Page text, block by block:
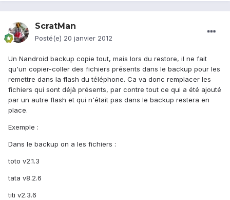
ScratMan
Posté(e) 20 janvier 2012
Un Nandroid backup copie tout, mais lors du restore, il ne fait
qu'un copier-coller des fichiers présents dans le backup pour les
remettre dans la flash du téléphone. Ca va donc remplacer les
fichiers qui sont déjà présents, par contre tout ce qui a été ajouté
par un autre flash et qui n'était pas dans le backup restera en
place.
Exemple :
Dans le backup on a les fichiers :
toto v2.1.3
tata v8.2.6
titi v2.3.6